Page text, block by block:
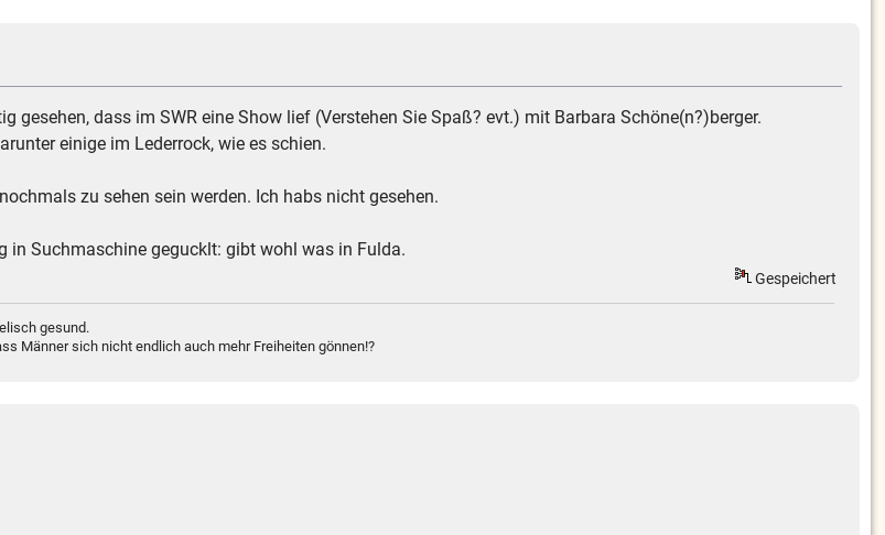
gesehen, dass im SWR eine Show lief (Verstehen Sie Spaß? evt.) mit Barbara Schöne(n?)berger.
einige im Lederrock, wie es schien.
zu sehen sein werden. Ich habs nicht gesehen.
in Suchmaschine gegucklt: gibt wohl was in Fulda.
Gespeichert
gesund.
Männer sich nicht endlich auch mehr Freiheiten gönnen!?